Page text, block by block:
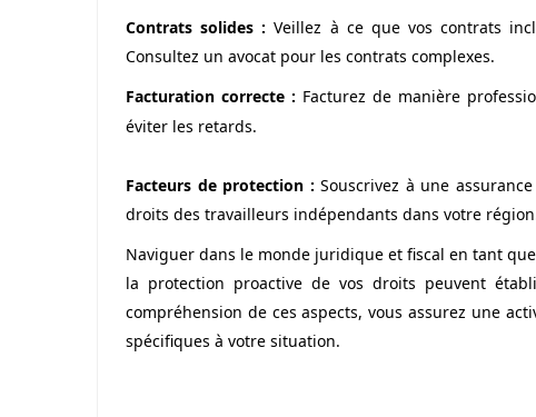
Contrats solides : Veillez à ce que vos contrats
Consultez un avocat pour les contrats complexes.
Facturation correcte : Facturez de manière
éviter les retards.
Facteurs de protection : Souscrivez à une
droits des travailleurs indépendants dans votre
Naviguer dans le monde juridique et fiscal en tant
la protection proactive de vos droits peuvent
compréhension de ces aspects, vous assurez une
spécifiques à votre situation.